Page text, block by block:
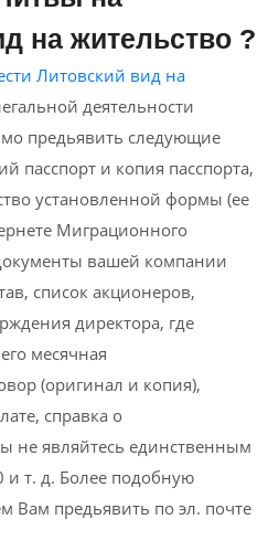
на жительство ?
Литовский вид на
деятельности
предьявить следующие
пасспорт и копия пасспорта,
установленной формы (ее
Миграционного
вашей компании
список акционеров,
директора, где
месячная
(оригинал и копия),
справка о
не являйтесь единственным
т. д. Более подобную
предьявить по эл. почтe